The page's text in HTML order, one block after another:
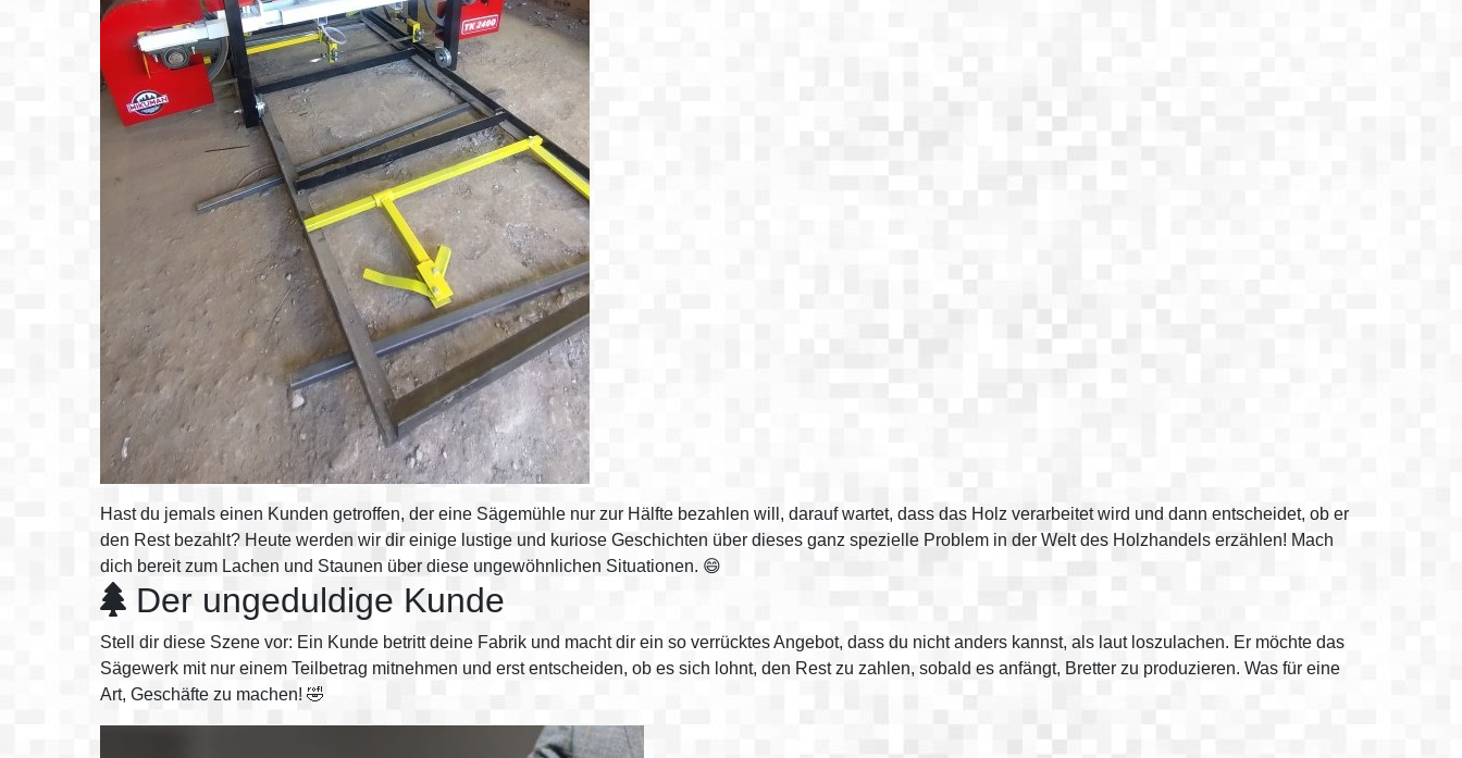
Hast du jemals einen Kunden getroffen, der eine Sägemühle nur zur Hälfte bezahlen will, darauf wartet, dass das Holz verarbeitet wird und dann entscheidet, ob er
den Rest bezahlt? Heute werden wir dir einige lustige und kuriose Geschichten über dieses ganz spezielle Problem in der Welt des Holzhandels erzählen! Mach
dich bereit zum Lachen und Staunen über diese ungewöhnlichen Situationen. 😄
Der ungeduldige Kunde
Stell dir diese Szene vor: Ein Kunde betritt deine Fabrik und macht dir ein so verrücktes Angebot, dass du nicht anders kannst, als laut loszulachen. Er möchte das
Sägewerk mit nur einem Teilbetrag mitnehmen und erst entscheiden, ob es sich lohnt, den Rest zu zahlen, sobald es anfängt, Bretter zu produzieren. Was für eine
Art, Geschäfte zu machen! 🤣